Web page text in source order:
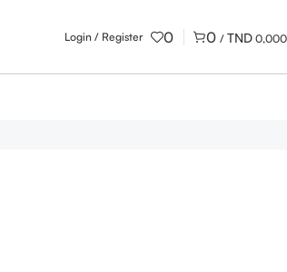
Login / Register 0 0 / 0,000